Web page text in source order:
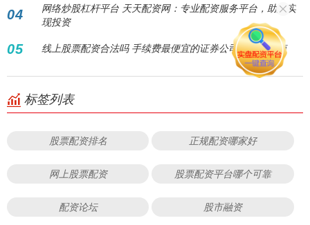
04
网络炒股杠杆平台 天天配资网：专业配资服务平台，助您实
现投资
05 线上股票配资合法吗 手续费最便宜的证券公司：省钱指南
标签列表
股票配资排名 正规配资哪家好
网上股票配资 股票配资平台哪个可靠
配资论坛 股市融资